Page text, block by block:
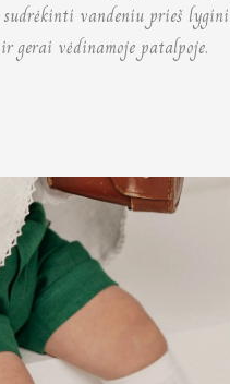
vandeniu prieš
gerai vėdinamoje patalpoje.